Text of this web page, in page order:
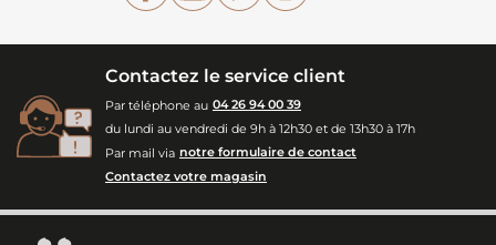
Contactez le service client
Par téléphone au 04 26 94 00 39
du lundi au vendredi de 9h à 12h30 et de 13h30 à 17h
Par mail via notre formulaire de contact
Contactez votre magasin